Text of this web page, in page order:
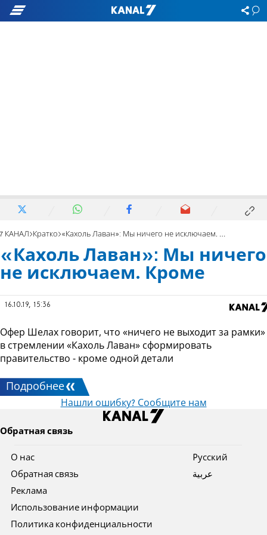
7 КАНАЛ Кратко «Кахоль Лаван»: Мы ничего не исключаем. Кроме
«Кахоль Лаван»: Мы ничего
не исключаем. Кроме
16.10.19, 15:36
Офер Шелах говорит, что «ничего не выходит за рамки»
в стремлении «Кахоль Лаван» сформировать
правительство - кроме одной детали
Подробнее
Нашли ошибку? Сообщите нам
Обратная связь
О нас
Обратная связь
Реклама
Использование информации
Политика конфиденциальности
Pусский
عربية